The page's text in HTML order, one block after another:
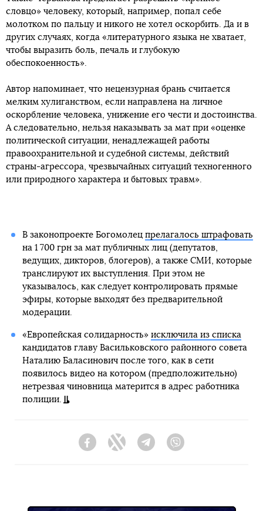
словцо» человеку, который, например, попал себе
молотком по пальцу и никого не хотел оскорбить. Да и в
других случаях, когда «литературного языка не хватает,
чтобы выразить боль, печаль и глубокую
обеспокоенность».
Автор напоминает, что нецензурная брань считается
мелким хулиганством, если направлена на личное
оскорбление человека, унижение его чести и достоинства.
А следовательно, нельзя наказывать за мат при «оценке
политической ситуации, ненадлежащей работы
правоохранительной и судебной системы, действий
страны-агрессора, чрезвычайных ситуаций техногенного
или природного характера и бытовых травм».
В законопроекте Богомолец прелагалось штрафовать
на 1 700 грн за мат публичных лиц (депутатов,
ведущих, дикторов, блогеров), а также СМИ, которые
транслируют их выступления. При этом не
указывалось, как следует контролировать прямые
эфиры, которые выходят без предварительной
модерации.
«Европейская солидарность» исключила из списка
кандидатов главу Васильковского районного совета
Наталию Баласинович после того, как в сети
появилось видео на котором (предположительно)
нетрезвая чиновница матерится в адрес работника
полиции.
FacebookTwitter Telegram